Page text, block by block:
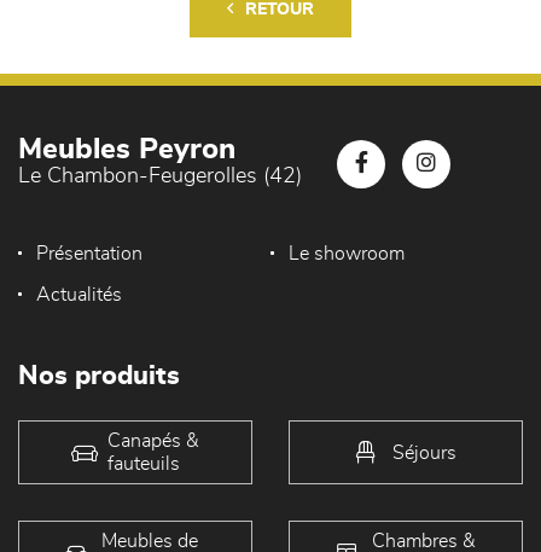
RETOUR
Meubles Peyron
Le Chambon-Feugerolles (42)
Présentation Le showroom
Actualités
Nos produits
Canapés &
fauteuils
Séjours
Meubles de
Chambres &